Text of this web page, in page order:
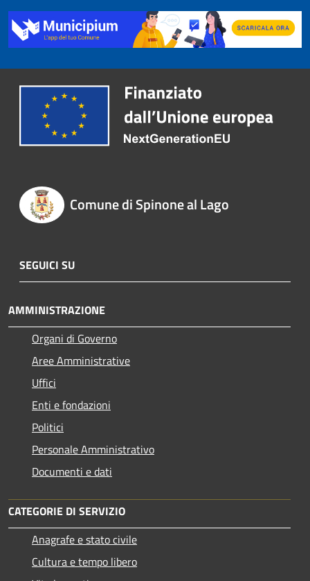
Comune di Spinone al Lago
SEGUICI SU
AMMINISTRAZIONE
Organi di Governo
Aree Amministrative
Uffici
Enti e fondazioni
Politici
Personale Amministrativo
Documenti e dati
CATEGORIE DI SERVIZIO
Anagrafe e stato civile
Cultura e tempo libero